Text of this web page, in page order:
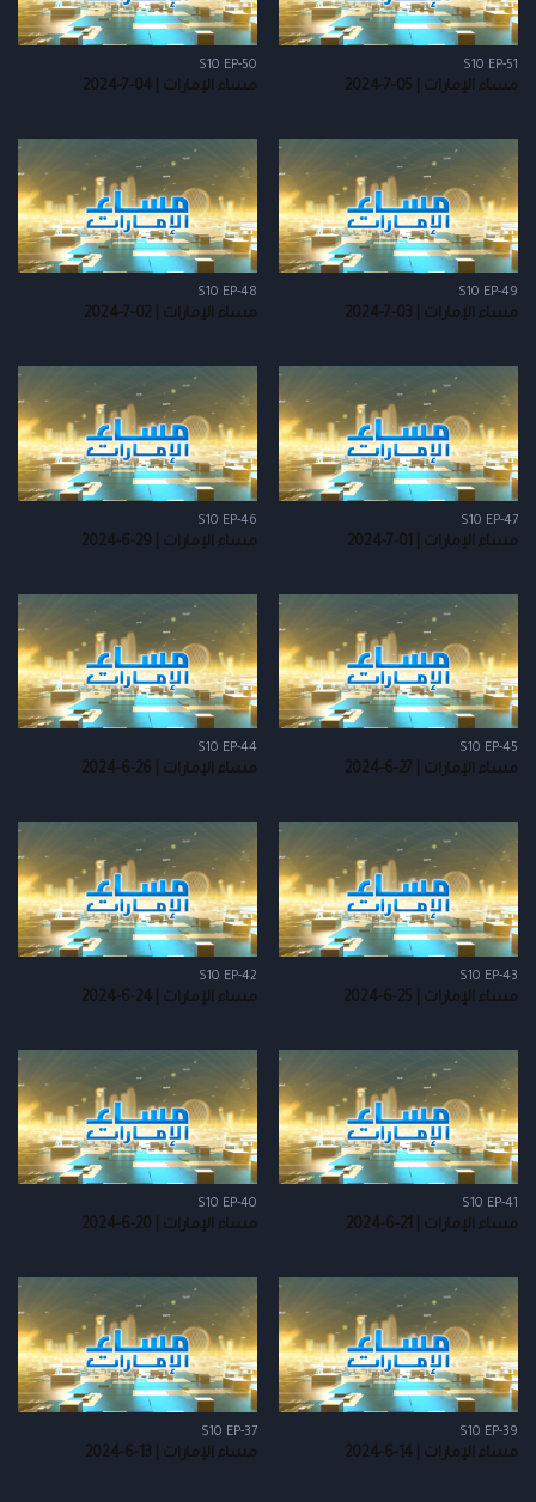
S10 EP-51
مساء الإمارات | 05-7-2024
S10 EP-50
مساء الإمارات | 04-7-2024
S10 EP-49
مساء الإمارات | 03-7-2024
S10 EP-48
مساء الإمارات | 02-7-2024
S10 EP-47
مساء الإمارات | 01-7-2024
S10 EP-46
مساء الإمارات | 29-6-2024
S10 EP-45
مساء الإمارات | 27-6-2024
S10 EP-44
مساء الإمارات | 26-6-2024
S10 EP-43
مساء الإمارات | 25-6-2024
S10 EP-42
مساء الإمارات | 24-6-2024
S10 EP-41
مساء الإمارات | 21-6-2024
S10 EP-40
مساء الإمارات | 20-6-2024
S10 EP-39
مساء الإمارات | 14-6-2024
S10 EP-37
مساء الإمارات | 13-6-2024